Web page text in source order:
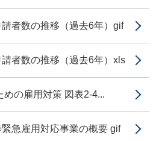
数の推移（過去6年）gif
数の推移（過去6年）xls
の雇用対策 図表2-4...
雇用対応事業の概要 gif